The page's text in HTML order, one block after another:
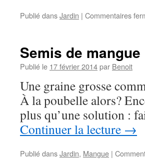
Publié dansJardin | Commentaires
Semis de mangue
Publié le 17 février 2014par Benoit
Une graine grosse
À la poubelle alors?
plus qu’une solution :
Continuer la lecture →
Publié dansJardin, Mangue |